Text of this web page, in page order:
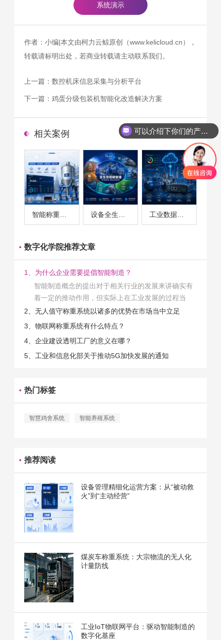
系统演示
作者：小编|本文由柯力云鲸原创（www.kelicloud.cn），
转载请标明出处，若商业转载请主动联系我们。
上一篇： 数控机床信息采集与分析平台
下一篇： 鸡蛋分级包装机智能化改造解决方案
相关案例
智能称重系统案例 工业数据采集与设备监控案例
数字化学院推荐文章
1、为什么企业需要提倡智能制造？
智能制造概念的提出对于相关行业的发展来讲确实有
着一定的推动作用，但实际上在工业发展的过程当
中，能够推动相关产业发展的具体结束是非常的多
的。那么为什么企业一定需要...
2、无人值守称重系统以诸多的优势在市场当中立足
3、物联网称重系统有什么特点？
4、企业建设透明工厂的意义在哪？
5、工业和信息化部关于推动5G加快发展的通知
热门标签
智慧鸡舍系统 智能养殖系统
推荐阅读
设备管理精细化运营方案：从“被动救
火”到“主动经营”
煤炭车称重系统：大宗物流的无人化
计量防线
工业IoT物联网平台：驱动智能制造的
数字化基座
可以介绍下你们的产品么